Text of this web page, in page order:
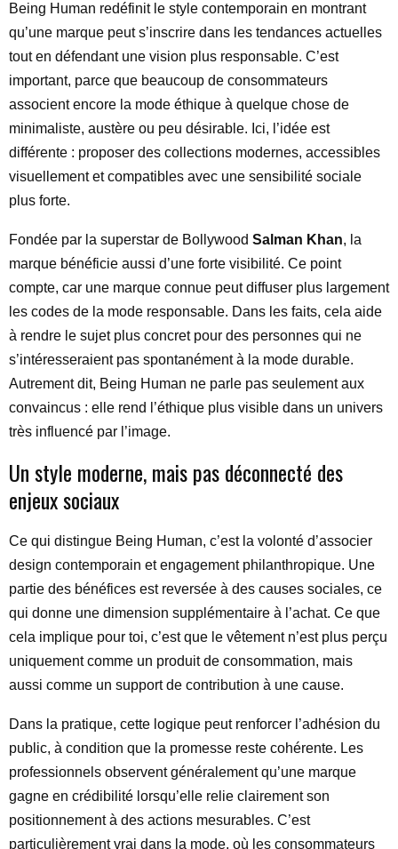
Being Human redéfinit le style contemporain en montrant
qu’une marque peut s’inscrire dans les tendances actuelles
tout en défendant une vision plus responsable. C’est
important, parce que beaucoup de consommateurs
associent encore la mode éthique à quelque chose de
minimaliste, austère ou peu désirable. Ici, l’idée est
différente : proposer des collections modernes, accessibles
visuellement et compatibles avec une sensibilité sociale
plus forte.
Fondée par la superstar de Bollywood Salman Khan, la
marque bénéficie aussi d’une forte visibilité. Ce point
compte, car une marque connue peut diffuser plus largement
les codes de la mode responsable. Dans les faits, cela aide
à rendre le sujet plus concret pour des personnes qui ne
s’intéresseraient pas spontanément à la mode durable.
Autrement dit, Being Human ne parle pas seulement aux
convaincus : elle rend l’éthique plus visible dans un univers
très influencé par l’image.
Un style moderne, mais pas déconnecté des
enjeux sociaux
Ce qui distingue Being Human, c’est la volonté d’associer
design contemporain et engagement philanthropique. Une
partie des bénéfices est reversée à des causes sociales, ce
qui donne une dimension supplémentaire à l’achat. Ce que
cela implique pour toi, c’est que le vêtement n’est plus perçu
uniquement comme un produit de consommation, mais
aussi comme un support de contribution à une cause.
Dans la pratique, cette logique peut renforcer l’adhésion du
public, à condition que la promesse reste cohérente. Les
professionnels observent généralement qu’une marque
gagne en crédibilité lorsqu’elle relie clairement son
positionnement à des actions mesurables. C’est
particulièrement vrai dans la mode, où les consommateurs